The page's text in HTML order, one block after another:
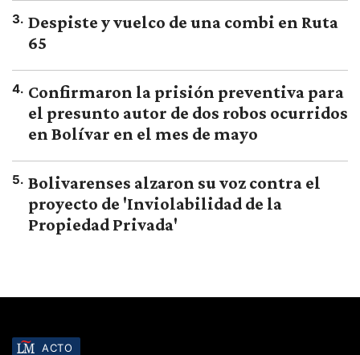
3. Despiste y vuelco de una combi en Ruta
65
4. Confirmaron la prisión preventiva para
el presunto autor de dos robos ocurridos
en Bolívar en el mes de mayo
5. Bolivarenses alzaron su voz contra el
proyecto de 'Inviolabilidad de la
Propiedad Privada'
ACTO